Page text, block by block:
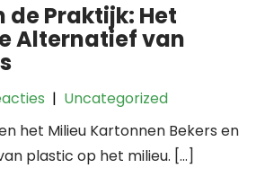
Praktijk: Het
Alternatief van
| Uncategorized
het Milieu Kartonnen Bekers en
plastic op het milieu. […]